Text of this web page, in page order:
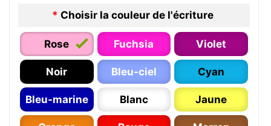
* Choisir la couleur de l'écriture
Rose Fuchsia Violet
Noir Bleu-ciel Cyan
Bleu-marine Blanc Jaune